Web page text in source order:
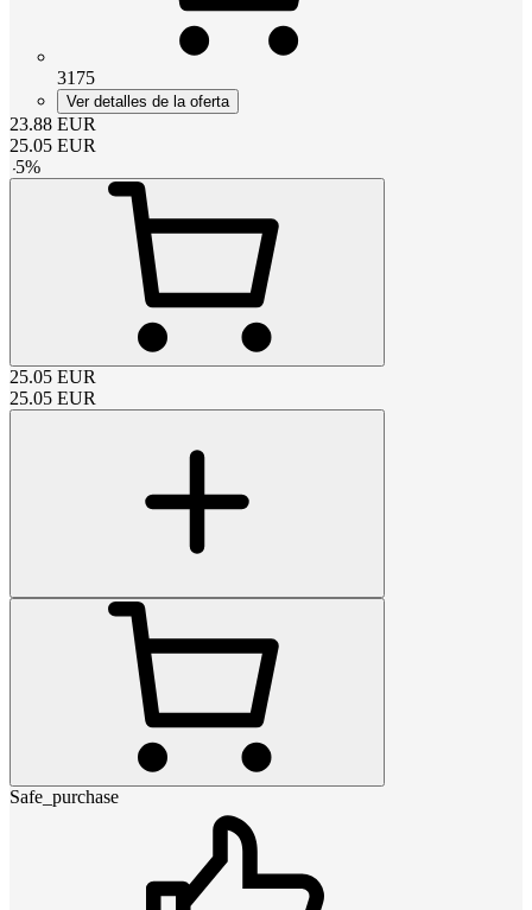
3175
Ver detalles de la oferta
23.88 EUR
25.05 EUR
-5%
25.05 EUR
25.05 EUR
Safe_purchase